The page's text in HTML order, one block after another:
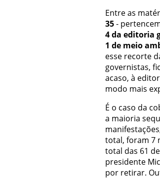
Entre as
35-
4 da editoria
1 de meio
esse recorte
governistas,
acaso, à
modo mais
É o caso da
a maioria
total, foram 7
total das 61
presidente
por retirar.